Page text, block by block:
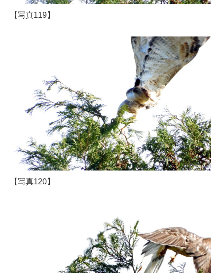
【写真119】
【写真120】